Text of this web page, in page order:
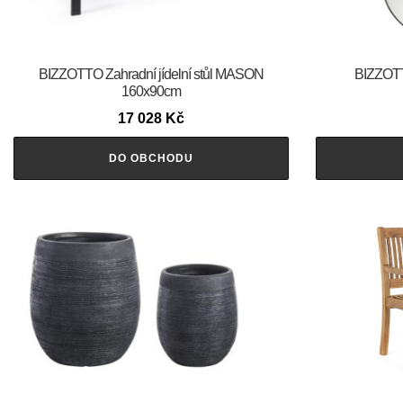
BIZZOTTO Zahradní jídelní stůl MASON
160x90cm
17 028 Kč
DO OBCHODU